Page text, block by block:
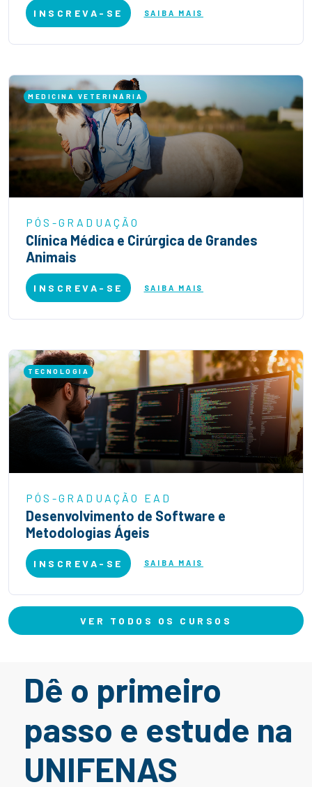
INSCREVA-SE SAIBA MAIS
MEDICINA VETERINÁRIA
PÓS-GRADUAÇÃO
Clínica Médica e Cirúrgica de Grandes
Animais
INSCREVA-SE SAIBA MAIS
TECNOLOGIA
PÓS-GRADUAÇÃO EAD
Desenvolvimento de Software e
Metodologias Ágeis
INSCREVA-SE SAIBA MAIS
VER TODOS OS CURSOS
Dê o primeiro
passo e estude na
UNIFENAS